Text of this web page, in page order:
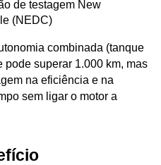
de testagem New
(NEDC)
combinada (tanque
pode superar 1.000 km, mas
na eficiência e na
sem ligar o motor a